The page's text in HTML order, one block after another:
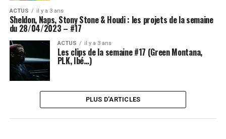
ACTUS il y a 3 ans
Sheldon, Naps, Stony Stone & Houdi : les projets de la semaine
du 28/04/2023 – #17
ACTUS il y a 3 ans
Les clips de la semaine #17 (Green Montana,
PLK, Ibé…)
PLUS D'ARTICLES